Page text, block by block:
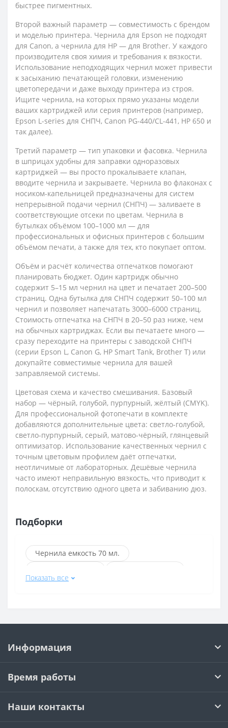
быстрее пигментных.
Второй важный параметр — совместимость с брендом
и моделью принтера. Чернила для Epson не подходят
для Canon, а чернила для HP — для Brother. У каждого
производителя своя химия и требования к вязкости.
Использование неподходящих чернил может привести
к засыханию печатающей головки, изменению
цветопередачи и даже выходу принтера из строя.
Ищите чернила, на которых прямо указаны модели
ваших картриджей или серия принтеров (например,
Epson L-series для СНПЧ, Canon PG-440/CL-441, HP 650 и
так далее).
Третий параметр — тип упаковки и фасовка. Чернила
в шприцах удобны для заправки одноразовых
картриджей — вы просто прокалываете клапан,
вводите чернила и закрываете. Чернила во флаконах с
носиком-капельницей предназначены для систем
непрерывной подачи чернил (СНПЧ) — заливаете в
соответствующие отсеки по цветам. Чернила в
бутылках объёмом 100–1000 мл — для
профессиональных и офисных принтеров с большим
объёмом печати, а также для тех, кто покупает оптом.
Объём и расчёт количества отпечатков помогают
планировать бюджет. Один картридж обычно
содержит 5–15 мл чернил на цвет и печатает 200–500
страниц. Одна бутылка для СНПЧ содержит 50–100 мл
чернил и позволяет напечатать 3000–6000 страниц.
Стоимость отпечатка на СНПЧ в 20–50 раз ниже, чем
на обычных картриджах. Если вы печатаете много —
сразу переходите на принтеры с заводской СНПЧ
(серии Epson L, Canon G, HP Smart Tank, Brother T) или
докупайте совместимые чернила для вашей
заправляемой системы.
Цветовая схема и качество смешивания. Базовый
набор — чёрный, голубой, пурпурный, жёлтый (CMYK).
Для профессиональной фотопечати в комплекте
добавляются дополнительные цвета: светло-голубой,
светло-пурпурный, серый, матово-чёрный, глянцевый
оптимизатор. Использование качественных чернил с
точным цветовым профилем даёт отпечатки,
неотличимые от лабораторных. Дешёвые чернила
часто имеют неправильную вязкость, что приводит к
полоскам, отсутствию одного цвета и забиванию дюз.
Подборки
Чернила емкость 70 мл.
Водорастворимые чернила
Чернила Epson
Показать все
Информация
Время работы
Наши контакты